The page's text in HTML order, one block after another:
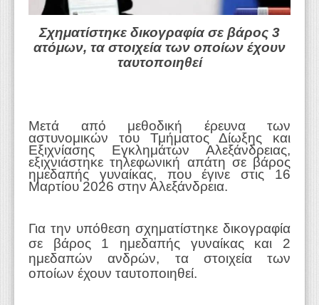
Σχηματίστηκε δικογραφία σε βάρος 3
ατόμων, τα στοιχεία των οποίων έχουν
ταυτοποιηθεί
Μετά από μεθοδική έρευνα των
αστυνομικών του Τμήματος Δίωξης και
Εξιχνίασης Εγκλημάτων Αλεξάνδρειας,
εξιχνιάστηκε τηλεφωνική απάτη σε βάρος
ημεδαπής γυναίκας, που έγινε στις 16
Μαρτίου 2026 στην Αλεξάνδρεια.
Για την υπόθεση σχηματίστηκε δικογραφία
σε βάρος 1 ημεδαπής γυναίκας και 2
ημεδαπών ανδρών, τα στοιχεία των
οποίων έχουν ταυτοποιηθεί.